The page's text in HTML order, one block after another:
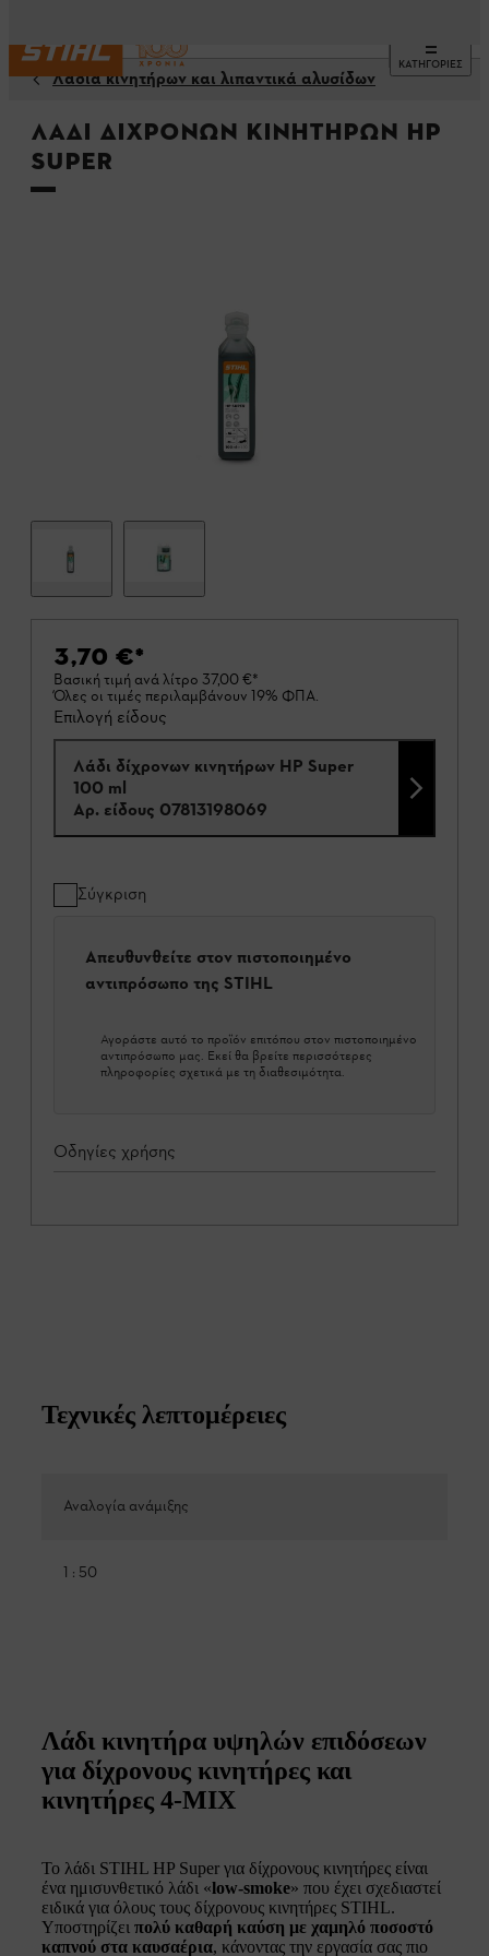
ΚΑΤΗΓΟΡΙΕΣ
Λάδια κινητήρων και λιπαντικά αλυσίδων
Λάδι δίχρονων κινητήρων HP
SUPER
3,70 €*
Βασική τιμή ανά λίτρο 37,00 €*
Όλες οι τιμές περιλαμβάνουν 19% ΦΠΑ.
Επιλογή είδους
Λάδι δίχρονων κινητήρων HP Super
100 ml
Αρ. είδους 07813198069
Σύγκριση
Απευθυνθείτε στον πιστοποιημένο
αντιπρόσωπο της STIHL
Αγοράστε αυτό το προϊόν επιτόπου στον πιστοποιημένο
αντιπρόσωπο μας. Εκεί θα βρείτε περισσότερες
πληροφορίες σχετικά με τη διαθεσιμότητα.
Οδηγίες χρήσης
Τεχνικές λεπτομέρειες
Αναλογία ανάμιξης
1 : 50
Λάδι κινητήρα υψηλών επιδόσεων
για δίχρονους κινητήρες και
κινητήρες 4-MIX
Το λάδι STIHL HP Super για δίχρονους κινητήρες είναι
ένα ημισυνθετικό λάδι «low-smoke» που έχει σχεδιαστεί
ειδικά για όλους τους δίχρονους κινητήρες STIHL.
Υποστηρίζει πολύ καθαρή καύση με χαμηλό ποσοστό
καπνού στα καυσαέρια, κάνοντας την εργασία σας πιο